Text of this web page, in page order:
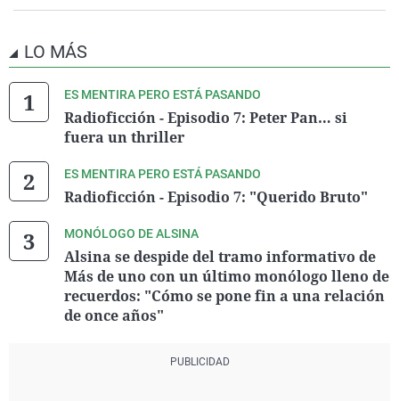
LO MÁS
ES MENTIRA PERO ESTÁ PASANDO
Radioficción - Episodio 7: Peter Pan… si
fuera un thriller
ES MENTIRA PERO ESTÁ PASANDO
Radioficción - Episodio 7: "Querido Bruto"
MONÓLOGO DE ALSINA
Alsina se despide del tramo informativo de
Más de uno con un último monólogo lleno de
recuerdos: "Cómo se pone fin a una relación
de once años"